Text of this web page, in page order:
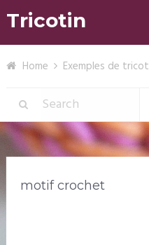
Tricotin
Home Exemples de tricot
motif crochet